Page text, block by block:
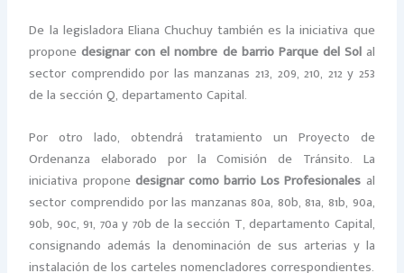
De la legisladora Eliana Chuchuy también es la iniciativa que
proponedesignar con el nombre de barrio Parque del Sol al
sector comprendido por las manzanas 213, 209, 210, 212 y 253
de la sección Q, departamento Capital.
Por otro lado, obtendrá tratamiento un Proyecto de
Ordenanza elaborado por la Comisión de Tránsito. La
iniciativa propone designar como barrio Los Profesionales al
sector comprendido por las manzanas 80a, 80b, 81a, 81b, 90a,
90b, 90c, 91, 70a y 70b de la sección T, departamento Capital,
consignando además la denominación de sus arterias y la
instalación de los carteles nomencladores correspondientes.